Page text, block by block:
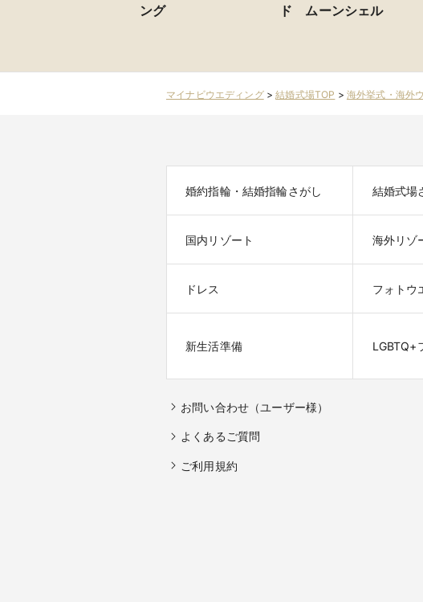
ング
ド ムーンシェル
マイナビウエディング>結婚式場TOP > 海外挙式・海外
婚約指輪・結婚指輪さがし 結婚式場
国内リゾート 海外リゾ
ドレス フォトウ
新生活準備 LGBTQ+
お問い合わせ（ユーザー様）
よくあるご質問
ご利用規約